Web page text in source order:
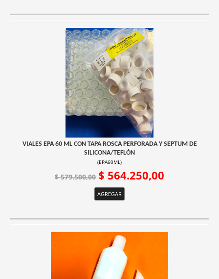
VIALES EPA 60 ML CON TAPA ROSCA PERFORADA Y SEPTUM DE
SILICONA/TEFLÓN
(EPA60ML)
$ 579.500,00 $ 564.250,00
AGREGAR